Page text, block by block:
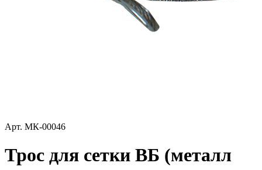
Арт. МК-00046
Трос для сетки ВБ (металл